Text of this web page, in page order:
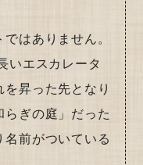
はありません。
いエスカレータ
昇った先となり
ぎの庭」だった
前がついている